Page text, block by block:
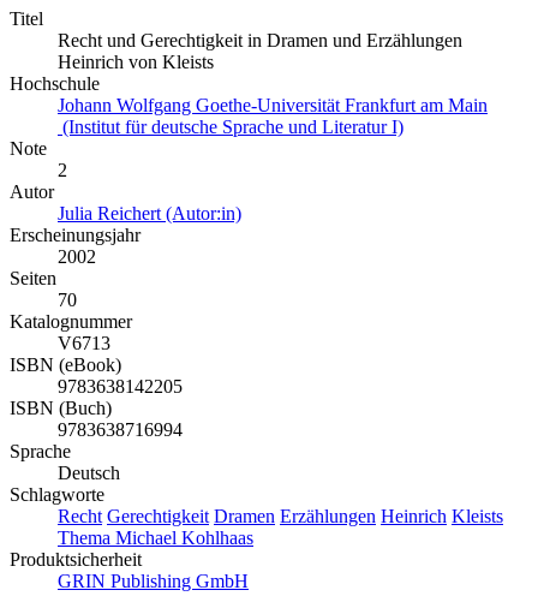
Titel
Recht und Gerechtigkeit in Dramen und Erzählungen
Heinrich von Kleists
Hochschule
Johann Wolfgang Goethe-Universität Frankfurt am Main
(Institut für deutsche Sprache und Literatur I)
Note
2
Autor
Julia Reichert (Autor:in)
Erscheinungsjahr
2002
Seiten
70
Katalognummer
V6713
ISBN (eBook)
9783638142205
ISBN (Buch)
9783638716994
Sprache
Deutsch
Schlagworte
Recht Gerechtigkeit Dramen Erzählungen Heinrich Kleists
Thema Michael Kohlhaas
Produktsicherheit
GRIN Publishing GmbH